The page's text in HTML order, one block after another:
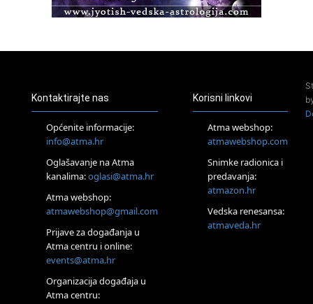
Access BARS®, otpusti stres
Pjesma srca / Zagreb
Tečaj Višeg Vodstva, razvijanja intuicije i Akaša zapisa
Online
Postanite Nositelj Vibracije Nove Zemlje
Visoko
Alemka Dauskardt – Jednodnevna radionica sistemskih
konstelacija
Zagreb
HOD PO ŽERAVICI – Seminar koji mijenja tijelo, duh i um
SoulFest – Festival glazbe, mudrosti i zajedništva
Kontaktirajte nas
Općenite informacije:
info@atma.hr
Oglašavanje na Atma
kanalima:oglasi@atma.hr
Atma webshop:
atmawebshop@gmail.com
Prijave za događanja u
Atma centru i online:
events@atma.hr
Organizacija događaja u
Atma centru:
Korisni linkovi
Atma webshop:
atmawebshop.com
Snimke radionica i
predavanja:
atmazon.hr
Vedska renesansa:
atmaveda.hr